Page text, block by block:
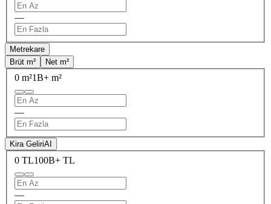
—
Metrekare
Brüt m²
Net m²
0 m²1B+ m²
—
Kira GeliriAI
0 TL100B+ TL
—